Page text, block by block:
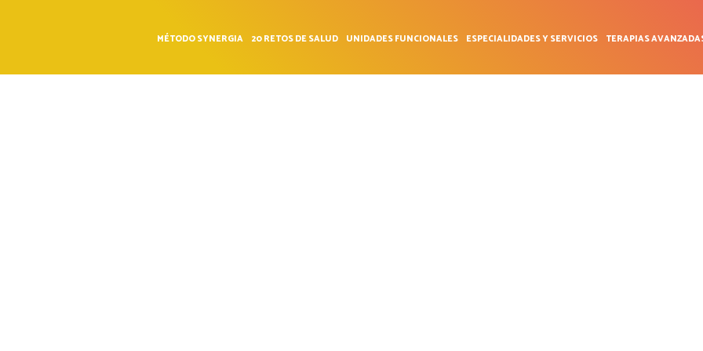
MÉTODO SYNERGIA 20 RETOS DE SALUD UNIDADES FUNCIONALES ESPECIALIDADES Y SERVICIOS TERAPIAS